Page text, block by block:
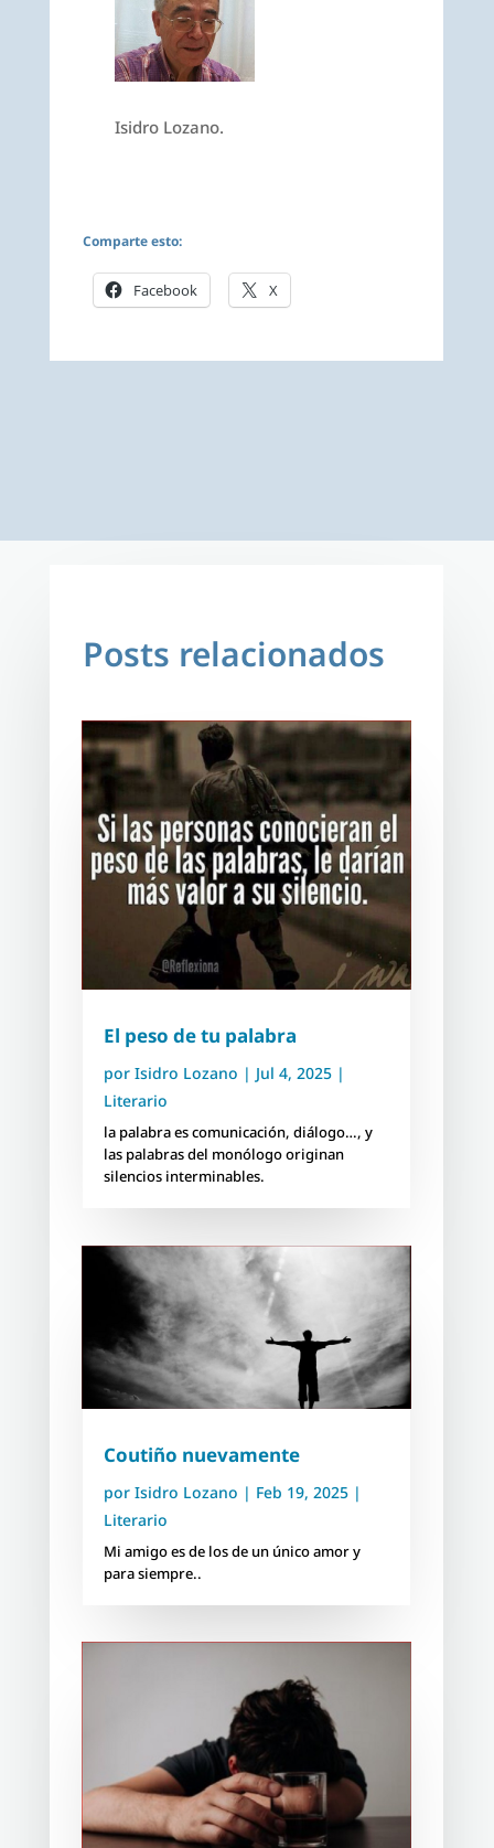
Isidro Lozano.
Comparte esto:
Facebook X
Posts relacionados
El peso de tu palabra
por Isidro Lozano | Jul 4, 2025|
Literario
la palabra es comunicación, diálogo…, y
las palabras del monólogo originan
silencios interminables.
Coutiño nuevamente
por Isidro Lozano | Feb 19, 2025|
Literario
Mi amigo es de los de un único amor y
para siempre..